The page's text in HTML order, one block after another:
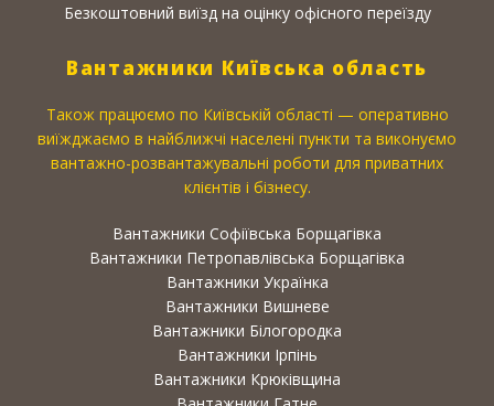
Безкоштовний виїзд на оцінку офісного переїзду
Вантажники Київська область
Також працюємо по Київській області — оперативно
виїжджаємо в найближчі населені пункти та виконуємо
вантажно-розвантажувальні роботи для приватних
клієнтів і бізнесу.
Вантажники Софіївська Борщагівка
Вантажники Петропавлівська Борщагівка
Вантажники Українка
Вантажники Вишневе
Вантажники Білогородка
Вантажники Ірпінь
Вантажники Крюківщина